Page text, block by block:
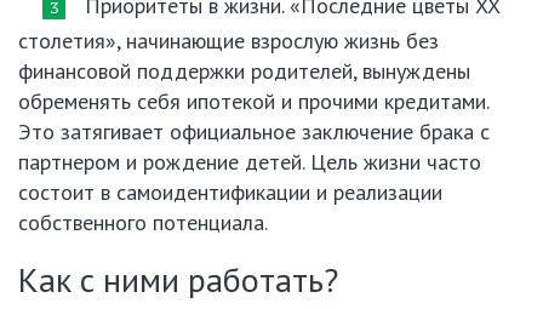
столетия», начинающие взрослую жизнь без
финансовой поддержки родителей, вынуждены
обременять себя ипотекой и прочими кредитами.
Это затягивает официальное заключение брака с
партнером и рождение детей. Цель жизни часто
состоит в самоидентификации и реализации
собственного потенциала.
Как с ними работать?